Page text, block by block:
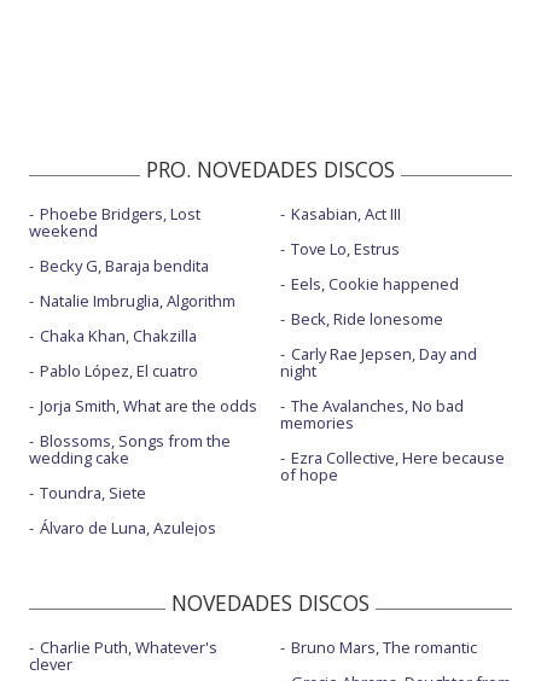
PRO. NOVEDADES DISCOS
Phoebe Bridgers, Lost
weekend
Becky G, Baraja bendita
Natalie Imbruglia, Algorithm
Chaka Khan, Chakzilla
Pablo López, El cuatro
Jorja Smith, What are the odds
Blossoms, Songs from the
wedding cake
Toundra, Siete
Álvaro de Luna, Azulejos
Kasabian, Act III
Tove Lo, Estrus
Eels, Cookie happened
Beck, Ride lonesome
Carly Rae Jepsen, Day and
night
The Avalanches, No bad
memories
Ezra Collective, Here because
of hope
NOVEDADES DISCOS
Charlie Puth, Whatever's
clever
Bruno Mars, The romantic